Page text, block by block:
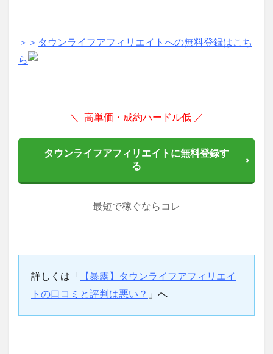
＞＞ タウンライフアフィリエイトへの無料登録はこち
ら
＼ 高単価・成約ハードル低 ／
タウンライフアフィリエイトに無料登録す
る
最短で稼ぐならコレ
詳しくは「
【暴露】タウンライフアフィリエイ
トの口コミと評判は悪い？ 」へ